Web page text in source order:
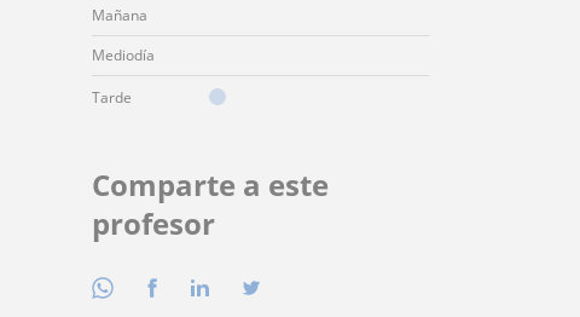
Mañana
Mediodía
Tarde
Comparte a este
profesor